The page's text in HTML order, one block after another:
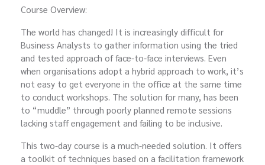
Course Overview:
The world has changed! It is increasingly difficult for
Business Analysts to gather information using the tried
and tested approach of face-to-face interviews. Even
when organisations adopt a hybrid approach to work, it’s
not easy to get everyone in the office at the same time
to conduct workshops. The solution for many, has been
to “muddle” through poorly planned remote sessions
lacking staff engagement and failing to be inclusive.
This two-day course is a much-needed solution. It offers
a toolkit of techniques based on a facilitation framework